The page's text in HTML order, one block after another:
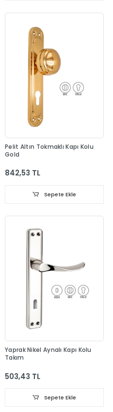
Pelit Altın Tokmaklı Kapı Kolu
Gold
842,53 TL
Sepete Ekle
Yaprak Nikel Aynalı Kapı Kolu
Takım
503,43 TL
Sepete Ekle